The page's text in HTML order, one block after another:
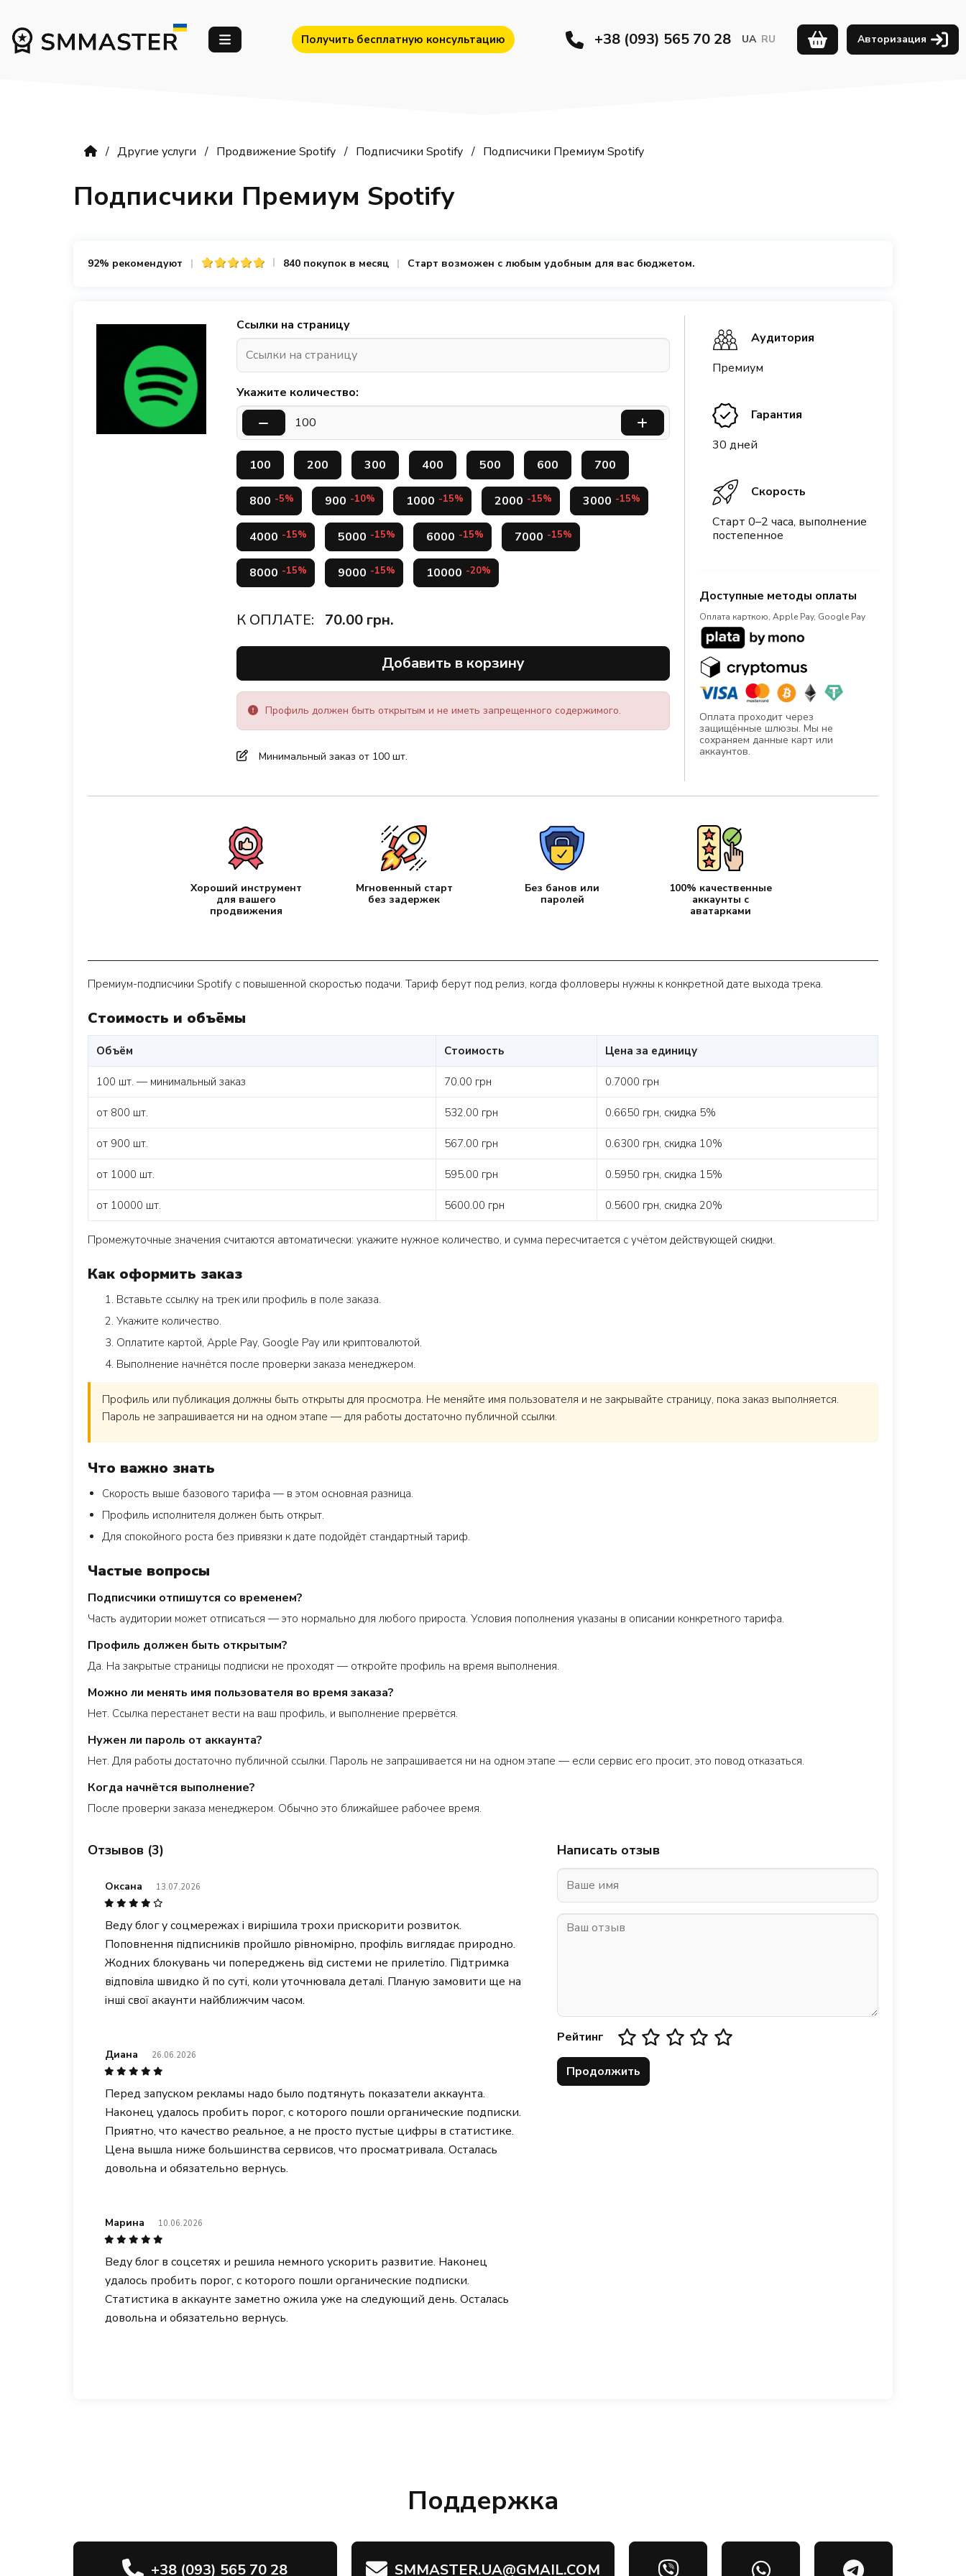
Получить бесплатную консультацию +38 (093) 565 70 28 UA RU Авторизация
Другие услуги Продвижение Spotify Подписчики Spotify Подписчики Премиум Spotify
Подписчики Премиум Spotify
92% рекомендуют 840 покупок в месяц Старт возможен с любым удобным для вас бюджетом.
Ссылки на страницу
Укажите количество:
100 200 300 400 500 600 700
800 -5% 900 -10% 1000 -15% 2000 -15% 3000 -15%
4000 -15% 5000 -15% 6000 -15% 7000 -15%
8000 -15% 9000 -15% 10000 -20%
К ОПЛАТЕ: 70.00грн.
Добавить в корзину
Профиль должен быть открытым и не иметь запрещенного содержимого.
Минимальный заказ от 100 шт.
Аудитория
Премиум
Гарантия
30 дней
Скорость
Старт 0–2 часа, выполнение
постепенное
Доступные методы оплаты
Оплата карткою, Apple Pay, Google Pay
Оплата проходит через
защищённые шлюзы. Мы не
сохраняем данные карт или
аккаунтов.
Хороший инструмент
для вашего
продвижения
Мгновенный старт
без задержек
Без банов или
паролей
100% качественные
аккаунты с
аватарками
Премиум-подписчики Spotify с повышенной скоростью подачи. Тариф берут под релиз, когда фолловеры нужны к конкретной дате выхода трека.
Стоимость и объёмы
Объём Стоимость Цена за единицу
100 шт. — минимальный заказ 70.00 грн 0.7000 грн
от 800 шт. 532.00 грн 0.6650 грн, скидка 5%
от 900 шт. 567.00 грн 0.6300 грн, скидка 10%
от 1000 шт. 595.00 грн 0.5950 грн, скидка 15%
от 10000 шт. 5600.00 грн 0.5600 грн, скидка 20%
Промежуточные значения считаются автоматически: укажите нужное количество, и сумма пересчитается с учётом действующей скидки.
Как оформить заказ
Вставьте ссылку на трек или профиль в поле заказа.
Укажите количество.
Оплатите картой, Apple Pay, Google Pay или криптовалютой.
Выполнение начнётся после проверки заказа менеджером.
Профиль или публикация должны быть открыты для просмотра. Не меняйте имя пользователя и не закрывайте страницу, пока заказ выполняется.
Пароль не запрашивается ни на одном этапе — для работы достаточно публичной ссылки.
Что важно знать
Скорость выше базового тарифа — в этом основная разница.
Профиль исполнителя должен быть открыт.
Для спокойного роста без привязки к дате подойдёт стандартный тариф.
Частые вопросы
Подписчики отпишутся со временем?
Часть аудитории может отписаться — это нормально для любого прироста. Условия пополнения указаны в описании конкретного тарифа.
Профиль должен быть открытым?
Да. На закрытые страницы подписки не проходят — откройте профиль на время выполнения.
Можно ли менять имя пользователя во время заказа?
Нет. Ссылка перестанет вести на ваш профиль, и выполнение прервётся.
Нужен ли пароль от аккаунта?
Нет. Для работы достаточно публичной ссылки. Пароль не запрашивается ни на одном этапе — если сервис его просит, это повод отказаться.
Когда начнётся выполнение?
После проверки заказа менеджером. Обычно это ближайшее рабочее время.
Отзывов (3)
Оксана 13.07.2026
Веду блог у соцмережах і вирішила трохи прискорити розвиток.
Поповнення підписників пройшло рівномірно, профіль виглядає природно.
Жодних блокувань чи попереджень від системи не прилетіло. Підтримка
відповіла швидко й по суті, коли уточнювала деталі. Планую замовити ще на
інші свої акаунти найближчим часом.
Диана 26.06.2026
Перед запуском рекламы надо было подтянуть показатели аккаунта.
Наконец удалось пробить порог, с которого пошли органические подписки.
Приятно, что качество реальное, а не просто пустые цифры в статистике.
Цена вышла ниже большинства сервисов, что просматривала. Осталась
довольна и обязательно вернусь.
Марина 10.06.2026
Веду блог в соцсетях и решила немного ускорить развитие. Наконец
удалось пробить порог, с которого пошли органические подписки.
Статистика в аккаунте заметно ожила уже на следующий день. Осталась
довольна и обязательно вернусь.
Написать отзыв
Рейтинг
Продолжить
Поддержка
+38 (093) 565 70 28 SMMASTER.UA@GMAIL.COM